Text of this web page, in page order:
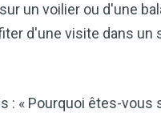
un voilier ou d'une
d'une visite dans
: « Pourquoi êtes-